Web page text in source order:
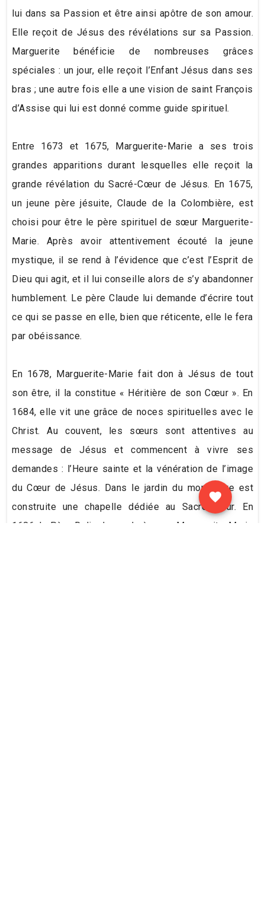
lui dans sa Passion et être ainsi apôtre de son amour.
Elle reçoit de Jésus des révélations sur sa Passion.
Marguerite bénéficie de nombreuses grâces
spéciales : un jour, elle reçoit l’Enfant Jésus dans ses
bras ; une autre fois elle a une vision de saint François
d’Assise qui lui est donné comme guide spirituel.
Entre 1673 et 1675, Marguerite-Marie a ses trois
grandes apparitions durant lesquelles elle reçoit la
grande révélation du Sacré-Cœur de Jésus. En 1675,
un jeune père jésuite, Claude de la Colombière, est
choisi pour être le père spirituel de sœur Marguerite-
Marie. Après avoir attentivement écouté la jeune
mystique, il se rend à l’évidence que c’est l’Esprit de
Dieu qui agit, et il lui conseille alors de s’y abandonner
humblement. Le père Claude lui demande d’écrire tout
ce qui se passe en elle, bien que réticente, elle le fera
par obéissance.
En 1678, Marguerite-Marie fait don à Jésus de tout
son être, il la constitue « Héritière de son Cœur ». En
1684, elle vit une grâce de noces spirituelles avec le
Christ. Au couvent, les sœurs sont attentives au
message de Jésus et commencent à vivre ses
demandes : l’Heure sainte et la vénération de l’image
du Cœur de Jésus. Dans le jardin du monastère est
construite une chapelle dédiée au Sacré-Cœur. En
1686, le Père Rolin demande à sœur Marguerite-Marie